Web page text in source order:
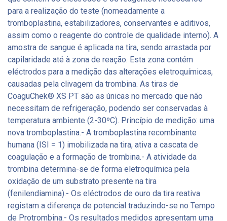
para a realização do teste (nomeadamente a
tromboplastina, estabilizadores, conservantes e aditivos,
assim como o reagente do controle de qualidade interno). A
amostra de sangue é aplicada na tira, sendo arrastada por
capilaridade até à zona de reação. Esta zona contém
eléctrodos para a medição das alterações eletroquímicas,
causadas pela clivagem da trombina. As tiras de
CoaguChek® XS PT são as únicas no mercado que não
necessitam de refrigeração, podendo ser conservadas à
temperatura ambiente (2-30ºC). Princípio de medição: uma
nova tromboplastina.- A tromboplastina recombinante
humana (ISI = 1) imobilizada na tira, ativa a cascata de
coagulação e a formação de trombina.- A atividade da
trombina determina-se de forma eletroquímica pela
oxidação de um substrato presente na tira
(fenilendiamina).- Os eléctrodos de ouro da tira reativa
registam a diferença de potencial traduzindo-se no Tempo
de Protrombina.- Os resultados medidos apresentam uma